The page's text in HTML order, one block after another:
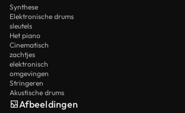
Synthese
Elektronische drums
sleutels
Het piano
Cinematisch
zachtjes
elektronisch
omgevingen
Stringeren
Akustische drums
Afbeeldingen